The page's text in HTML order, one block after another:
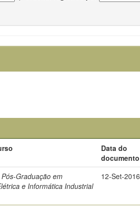
Data do
documento
Graduação em
e Informática Industrial
12-Set-2016